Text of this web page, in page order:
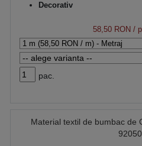
Decorativ
58,50 RON /
pac.
Material textil de bumbac de